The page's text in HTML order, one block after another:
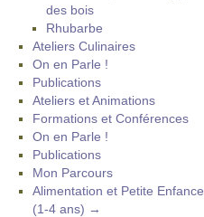
des bois
Rhubarbe
Ateliers Culinaires
On en Parle !
Publications
Ateliers et Animations
Formations et Conférences
On en Parle !
Publications
Mon Parcours
Alimentation et Petite Enfance
(1-4 ans) →